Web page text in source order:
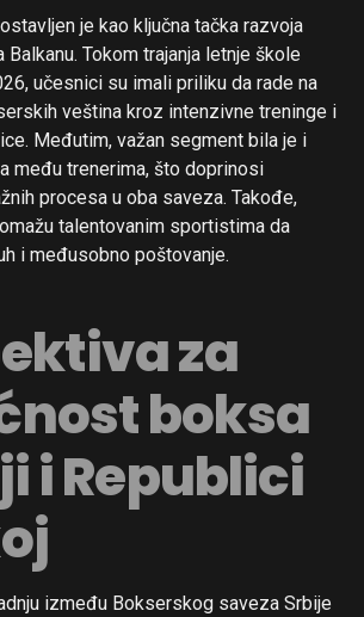
je kao ključna tačka razvoja
Balkanu. Tokom trajanja letnje škole
učesnici su imali priliku da rade na
veština kroz intenzivne treninge i
Međutim, važan segment bila je i
među trenerima, što doprinosi
procesa u oba saveza. Takođe,
talentovanim sportistima da
i međusobno poštovanje.
za
boksa
i Republici
između Bokserskog saveza Srbije